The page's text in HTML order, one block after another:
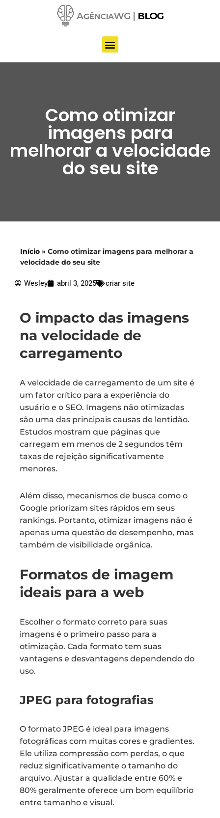
conteúdo
Como otimizar
imagens para
melhorar a velocidade
do seu site
Início » Como otimizar imagens para melhorar a
velocidade do seu site
Wesley abril 3, 2025 criar site
O impacto das imagens
na velocidade de
carregamento
A velocidade de carregamento de um site é
um fator crítico para a experiência do
usuário e o SEO. Imagens não otimizadas
são uma das principais causas de lentidão.
Estudos mostram que páginas que
carregam em menos de 2 segundos têm
taxas de rejeição significativamente
menores.
Além disso, mecanismos de busca como o
Google priorizam sites rápidos em seus
rankings. Portanto, otimizar imagens não é
apenas uma questão de desempenho, mas
também de visibilidade orgânica.
Formatos de imagem
ideais para a web
Escolher o formato correto para suas
imagens é o primeiro passo para a
otimização. Cada formato tem suas
vantagens e desvantagens dependendo do
uso.
JPEG para fotografias
O formato JPEG é ideal para imagens
fotográficas com muitas cores e gradientes.
Ele utiliza compressão com perdas, o que
reduz significativamente o tamanho do
arquivo. Ajustar a qualidade entre 60% e
80% geralmente oferece um bom equilíbrio
entre tamanho e visual.